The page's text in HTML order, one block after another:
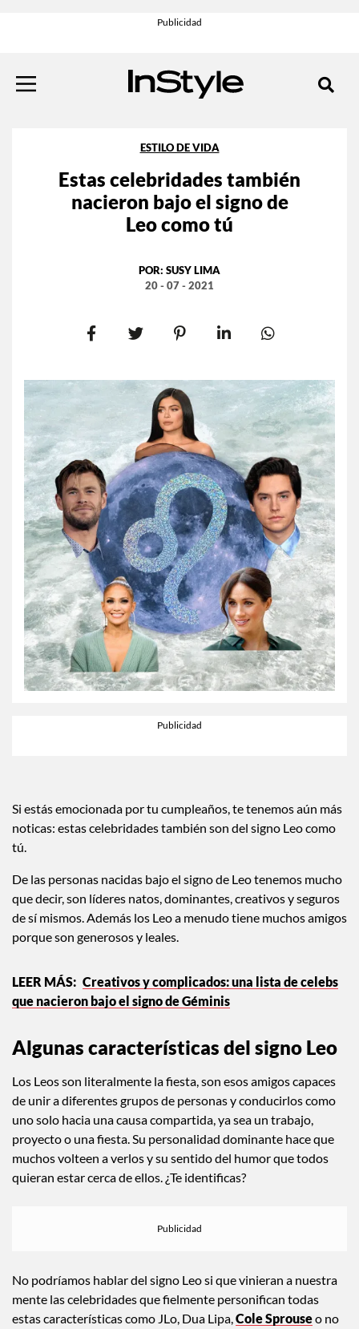
ESTILO DE VIDA
Estas celebridades también
nacieron bajo el signo de
Leo como tú
POR: SUSY LIMA
20 - 07 - 2021
Si estás emocionada por tu cumpleaños, te tenemos aún más
noticas: estas celebridades también son del signo Leo como
tú.
De las personas nacidas bajo el signo de Leo tenemos mucho
que decir, son líderes natos, dominantes, creativos y seguros
de sí mismos. Además los Leo a menudo tiene muchos amigos
porque son generosos y leales.
Creativos y complicados: una lista de celebs
que nacieron bajo el signo de Géminis
Algunas características del signo Leo
Los Leos son literalmente la fiesta, son esos amigos capaces
de unir a diferentes grupos de personas y conducirlos como
uno solo hacia una causa compartida, ya sea un trabajo,
proyecto o una fiesta. Su personalidad dominante hace que
muchos volteen a verlos y su sentido del humor que todos
quieran estar cerca de ellos. ¿Te identificas?
No podríamos hablar del signo Leo si que vinieran a nuestra
mente las celebridades que fielmente personifican todas
estas características como JLo, Dua Lipa,Cole Sprouseo no